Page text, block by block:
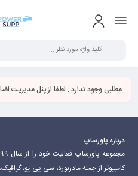
مطلبی وجود ندارد . لطفا از پنل مدیریت
درباره پاورساپ
کامپیوتر از جمله مادربورد، سی پی یو،